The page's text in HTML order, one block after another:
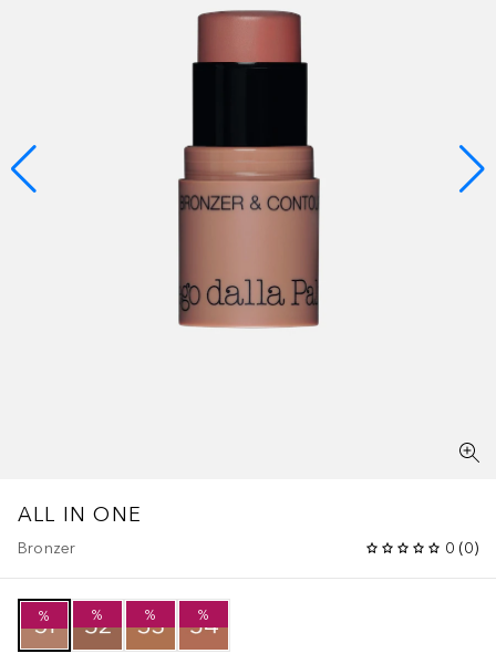
ALL IN ONE
Bronzer 0 (0)
% % % %